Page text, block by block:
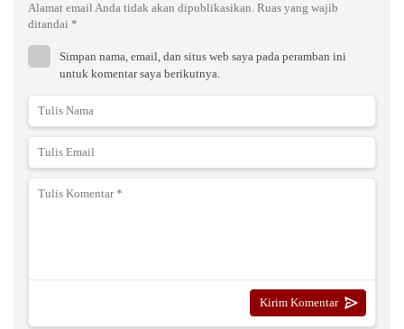
Alamat email Anda tidak akan dipublikasikan. Ruas yang wajib
ditandai *
Simpan nama, email, dan situs web saya pada peramban ini
untuk komentar saya berikutnya.